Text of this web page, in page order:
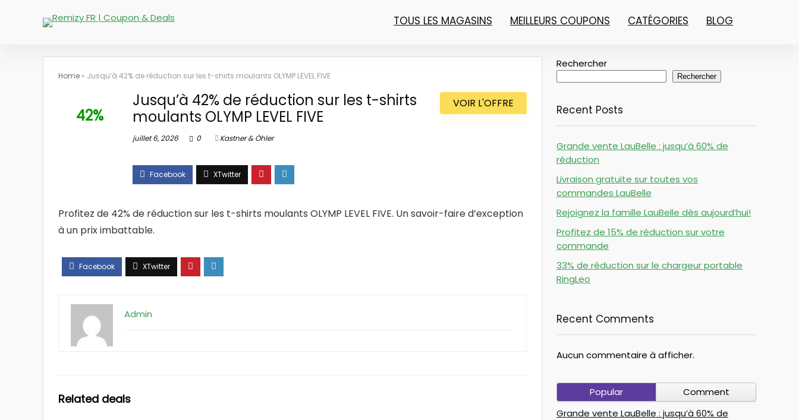
TOUS LES MAGASINS MEILLEURS COUPONS CATÉGORIES BLOG
Home » Jusqu’à 42% de réduction sur les t-shirts moulants OLYMP LEVEL FIVE
42%
Jusqu’à 42% de réduction sur les t-shirts
moulants OLYMP LEVEL FIVE
juillet 6, 2026 0 Kastner & Öhler
VOIR L'OFFRE
Profitez de 42% de réduction sur les t-shirts moulants OLYMP LEVEL FIVE. Un savoir-faire d’exception
à un prix imbattable.
Admin
Related deals
Rechercher
Rechercher
Recent Posts
Grande vente LauBelle : jusqu’à 60% de
réduction
Livraison gratuite sur toutes vos
commandes LauBelle
Rejoignez la famille LauBelle dès aujourd’hui!
Profitez de 15% de réduction sur votre
commande
33% de réduction sur le chargeur portable
RingLeo
Recent Comments
Aucun commentaire à afficher.
Popular
Comment
Grande vente LauBelle : jusqu’à 60% de